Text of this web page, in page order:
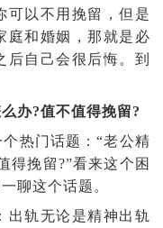
可以不用挽留，但是
庭和婚姻，那就是必
后自己会很后悔。到
办?值不值得挽留?
热门话题：“老公精
得挽留?”看来这个困
聊这个话题。
轨无论是精神出轨